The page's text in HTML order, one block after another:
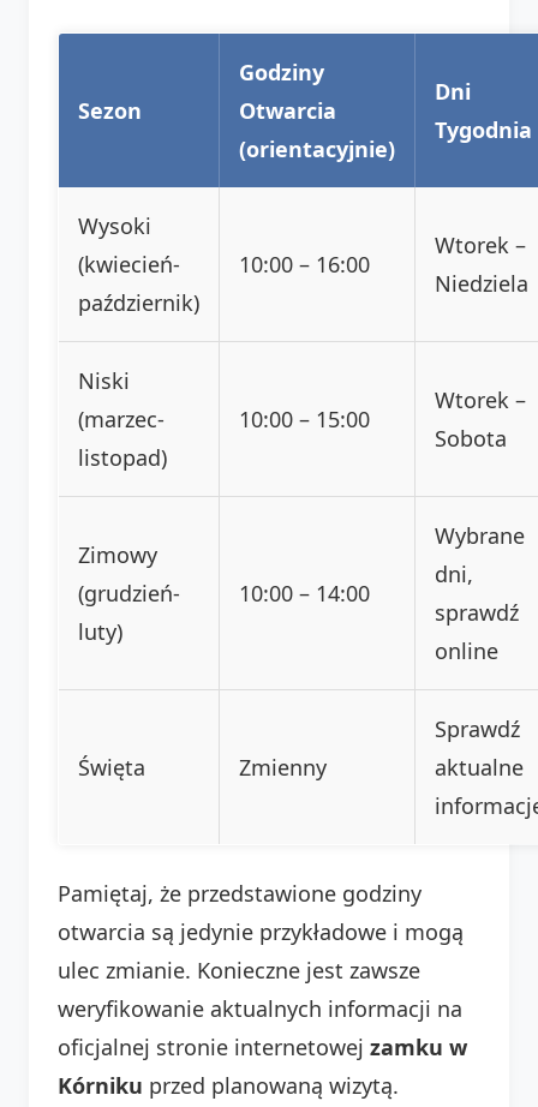
Sezon
Godziny
Otwarcia
(orientacyjnie)
Dni
Tygodnia
Wysoki
(kwiecień-
październik)
10:00 – 16:00
Wtorek –
Niedziela
Niski
(marzec-
listopad)
10:00 – 15:00
Wtorek –
Sobota
Zimowy
(grudzień-
luty)
10:00 – 14:00
Wybrane
dni,
sprawdź
online
Święta Zmienny
Sprawdź
aktualne
Pamiętaj, że przedstawione godziny
otwarcia są jedynie przykładowe i mogą
ulec zmianie. Konieczne jest zawsze
weryfikowanie aktualnych informacji na
oficjalnej stronie internetowej zamku w
Kórniku przed planowaną wizytą.